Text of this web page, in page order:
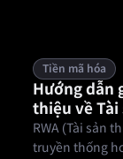
Tiền mã hóa
Hướng dẫn
thiệu về Tài
RWA (Tài sản
truyền thống